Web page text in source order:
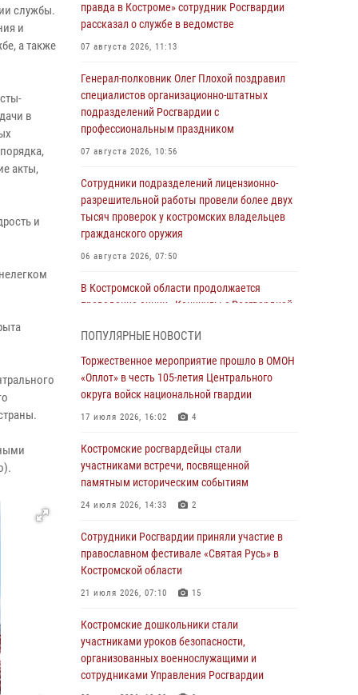
службы.
и
а также
в
акты,
и
правда в Костроме» сотрудник Росгвардии
рассказал о службе в ведомстве
07 августа 2026, 11:13
Генерал-полковник Олег Плохой поздравил
специалистов организационно-штатных
подразделений Росгвардии с
профессиональным праздником
07 августа 2026, 10:56
Сотрудники подразделений лицензионно-
разрешительной работы провели более двух
тысяч проверок у костромских владельцев
гражданского оружия
06 августа 2026, 07:50
В Костромской области продолжается
проведение акции «Каникулы с Росгвардией»
В Росгвардии по Костромской области
проходят мероприятия, посвященные 108-й
годовщине со дня рождения генерала армии
Ивана Кирилловича Яковлева
Состоялась рабочая встреча директора
Росгвардии Героя России генерала армии
Виктора Золотова с заместителем
Российской Федерации в Северо-Кавказском
федеральном округе Виталием Кузнецовым
31 июля 2026, 07:08
службой в ведомстве
31 июля 2026, 06:48 1
Костромские дошкольники стали
участниками уроков безопасности,
ПОПУЛЯРНЫЕ НОВОСТИ
Торжественное мероприятие прошло в ОМОН
«Оплот» в честь 105-летия Центрального
округа войск национальной гвардии
17 июля 2026, 16:02 4
Костромские росгвардейцы стали
участниками встречи, посвященной
памятным историческим событиям
24 июля 2026, 14:33 2
Сотрудники Росгвардии приняли участие в
православном фестивале «Святая Русь» в
Костромской области
21 июля 2026, 07:10 15
Костромские дошкольники стали
участниками уроков безопасности,
организованных военнослужащими и
сотрудниками Управления Росгвардии